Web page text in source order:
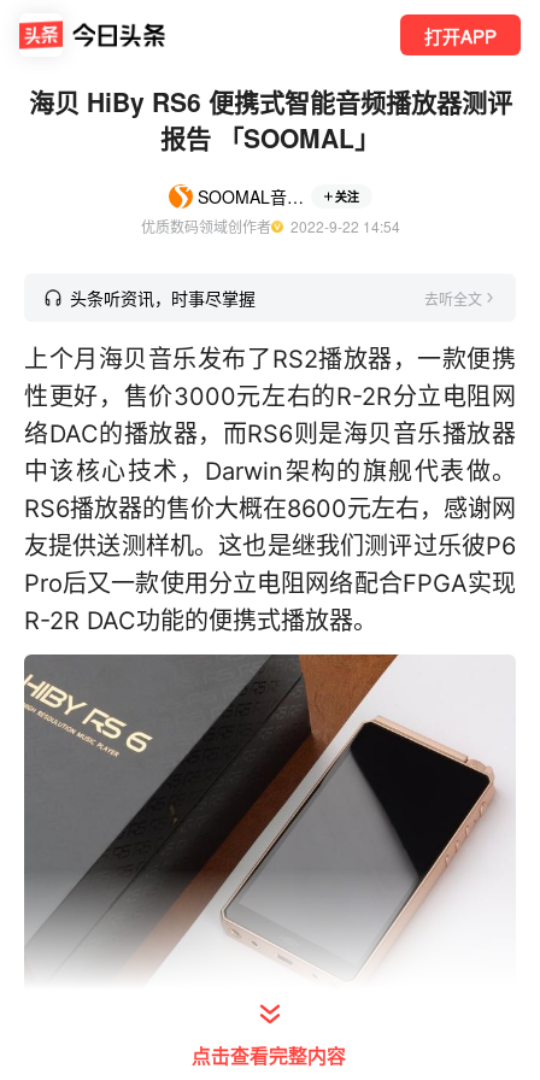
打开APP
海贝 HiBy RS6 便携式智能音频播放器测评
报告 「SOOMAL」
SOOMAL音频影像 关注
优质数码领域创作者
  2022-9-22 14:54
头条听资讯，时事尽掌握 去听全文
上个月海贝音乐发布了RS2播放器，一款便携
性更好，售价3000元左右的R-2R分立电阻网
络DAC的播放器，而RS6则是海贝音乐播放器
中该核心技术，Darwin架构的旗舰代表做。
RS6播放器的售价大概在8600元左右，感谢网
友提供送测样机。这也是继我们测评过乐彼P6
Pro后又一款使用分立电阻网络配合FPGA实现
R-2R DAC功能的便携式播放器。
海贝 HiBy RS6 便携式智能音频播放器
点击查看完整内容